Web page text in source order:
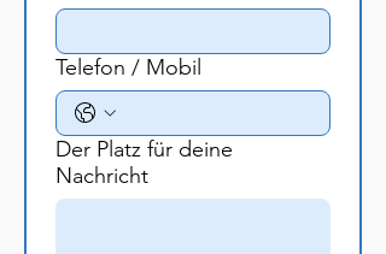
Telefon / Mobil
Der Platz für deine
Nachricht